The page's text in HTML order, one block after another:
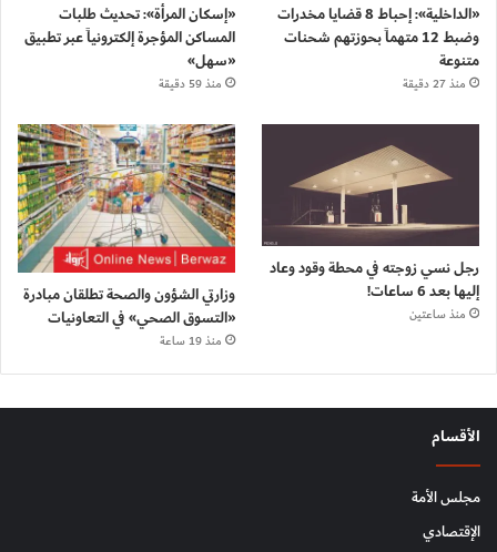
«الداخلية»: إحباط 8 قضايا مخدرات
وضبط 12 متهماً بحوزتهم شحنات
متنوعة
منذ 27 دقيقة
«إسكان المرأة»: تحديث طلبات
المساكن المؤجرة إلكترونياً عبر تطبيق
«سهل»
منذ 59 دقيقة
رجل نسي زوجته في محطة وقود وعاد
إليها بعد 6 ساعات!
منذ ساعتين
وزارتي الشؤون والصحة تطلقان مبادرة
«التسوق الصحي» في التعاونيات
منذ 19 ساعة
الأقسام
مجلس الأمة
الإقتصادي